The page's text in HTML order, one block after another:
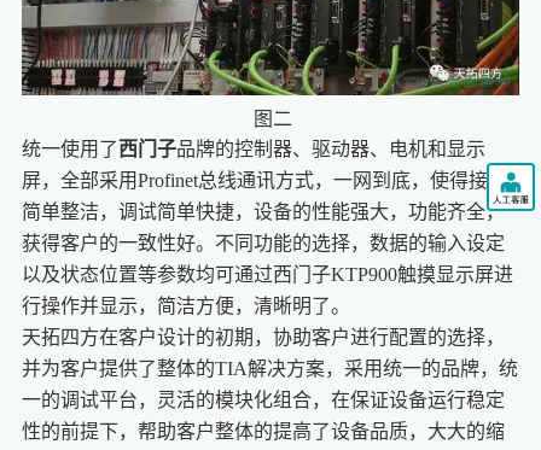
图二
统一使用了西门子品牌的控制器、驱动器、电机和显示
屏，全部采用Profinet总线通讯方式，一网到底，使得接线
简单整洁，调试简单快捷，设备的性能强大，功能齐全，
获得客户的一致性好。不同功能的选择，数据的输入设定
以及状态位置等参数均可通过西门子KTP900触摸显示屏进
行操作并显示，简洁方便，清晰明了。
天拓四方在客户设计的初期，协助客户进行配置的选择，
并为客户提供了整体的TIA解决方案，采用统一的品牌，统
一的调试平台，灵活的模块化组合，在保证设备运行稳定
性的前提下，帮助客户整体的提高了设备品质，大大的缩